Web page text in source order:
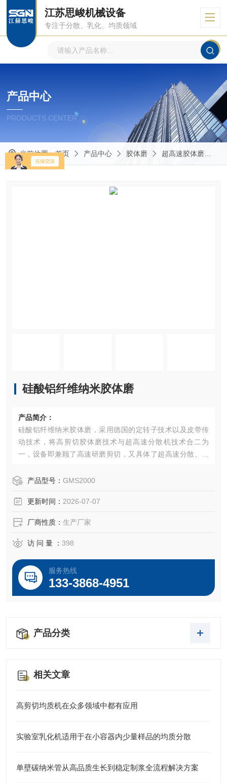
江苏思峻机械设备
专注于分散、乳化、均质领域
产品中心
PRODUCTS CENTER
当前位置：首页 产品中心 胶体磨 超高速胶体磨
硅酸铝纤维纳米胶体磨
产品简介：
硅酸铝纤维纳米胶体磨，采用德国的定转子技术以及皮带传
动技术，将高剪切胶体磨技术与超高速分散机技术合二为
一，设备即兼顾了高速研磨剪切，又具体了超高速分散、乳
设备拥有很强的研磨分散能力。
产品型号： GMS2000
更新时间： 2026-07-07
厂商性质： 生产厂家
访 问 量 ： 398
服务热线
133-3868-4951
产品分类
相关文章
高剪切均质机在众多领域中都有应用
实验室乳化机适用于在小容器内少量样品的均质分散
单壁碳纳米管从高品质生长到稳定制浆全流程解决方案